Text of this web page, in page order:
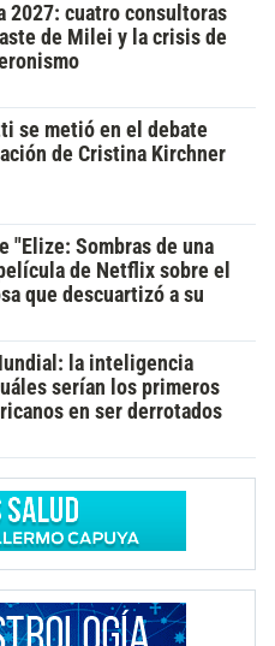
2027: cuatro consultoras
de Milei y la crisis de
se metió en el debate
de Cristina Kirchner
"Elize: Sombras de una
de Netflix sobre el
que descuartizó a su
la inteligencia
serían los primeros
en ser derrotados